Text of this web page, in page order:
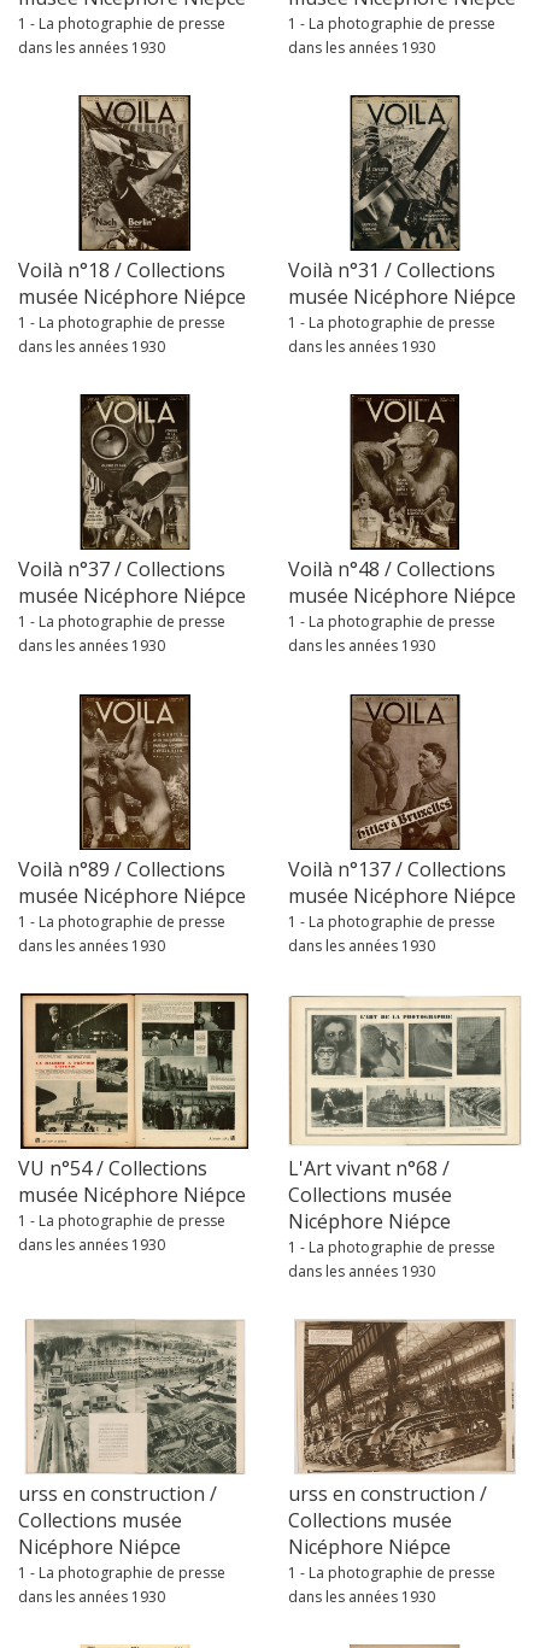
1 - La photographie de presse
dans les années 1930
1 - La photographie de presse
dans les années 1930
Voilà n°18 / Collections
musée Nicéphore Niépce
1 - La photographie de presse
dans les années 1930
Voilà n°31 / Collections
musée Nicéphore Niépce
1 - La photographie de presse
dans les années 1930
Voilà n°37 / Collections
musée Nicéphore Niépce
1 - La photographie de presse
dans les années 1930
Voilà n°48 / Collections
musée Nicéphore Niépce
1 - La photographie de presse
dans les années 1930
Voilà n°89 / Collections
musée Nicéphore Niépce
1 - La photographie de presse
dans les années 1930
Voilà n°137 / Collections
musée Nicéphore Niépce
1 - La photographie de presse
dans les années 1930
VU n°54 / Collections
musée Nicéphore Niépce
1 - La photographie de presse
dans les années 1930
L'Art vivant n°68 /
Collections musée
Nicéphore Niépce
1 - La photographie de presse
dans les années 1930
urss en construction /
Collections musée
Nicéphore Niépce
1 - La photographie de presse
dans les années 1930
urss en construction /
Collections musée
Nicéphore Niépce
1 - La photographie de presse
dans les années 1930